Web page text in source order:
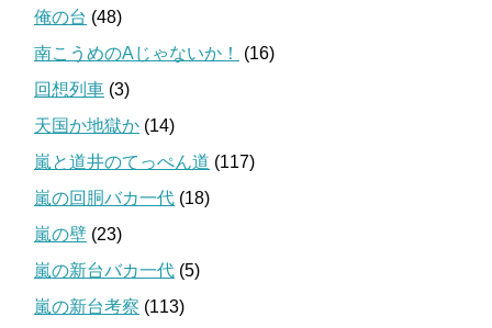
俺の台 (48)
南こうめのAじゃないか！
(16)
回想列車 (3)
天国か地獄か (14)
嵐と道井のてっぺん道 (117)
嵐の回胴バカ一代 (18)
嵐の壁 (23)
嵐の新台バカ一代 (5)
嵐の新台考察 (113)